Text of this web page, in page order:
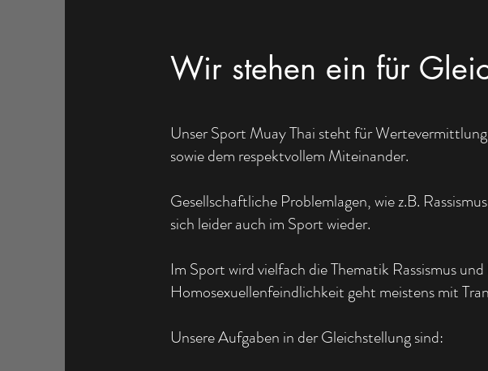
Wir stehen ein für
Unser Sport Muay Thai steht für
sowie dem respektvollem Miteinander.
Gesellschaftliche Problemlagen, wie z.B.
sich leider auch im Sport wieder.
Im Sport wird vielfach die Thematik Rassismus
Homosexuellenfeindlichkeit geht meistens mit
Unsere Aufgaben in der Gleichstellung sind: